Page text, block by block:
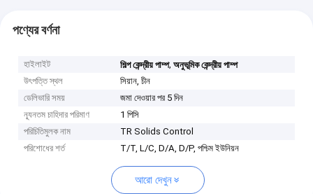
পণ্যের বর্ণনা
হাইলাইট শিল্প কেন্দ্রীয় পাম্প,অনুভূমিক কেন্দ্রীয় পাম্প
উৎপত্তি স্থল
সিয়ান, চীন
ডেলিভারি সময়
জমা দেওয়ার পর 5 দিন
ন্যূনতম চাহিদার পরিমাণ
1 পিসি
পরিচিতিমুলক নাম
TR Solids Control
পরিশোধের শর্ত
T/T, L/C, D/A, D/P, পশ্চিম ইউনিয়ন
আরো দেখুন